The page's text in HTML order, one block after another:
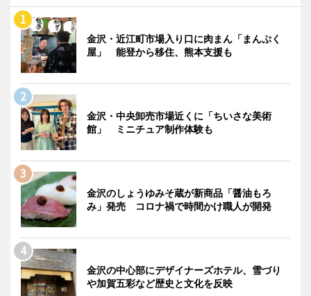
金沢・近江町市場入り口に肉まん「まんぷく
屋」 能登から移住、熊本支援も
金沢・中央卸売市場近くに「ちいさな美術
館」 ミニチュア制作体験も
金沢のしょうゆみそ蔵が新商品「醤油もろ
み」発売 コロナ禍で時間かけ職人が開発
金沢の中心部にデザイナーズホテル、雪づり
や加賀五彩など歴史と文化を反映